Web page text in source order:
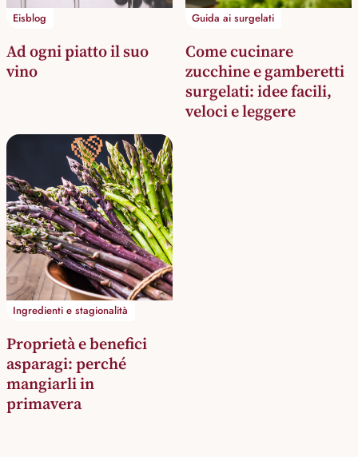
Eisblog
Ad ogni piatto il suo
vino
Guida ai surgelati
Come cucinare
zucchine e gamberetti
surgelati: idee facili,
veloci e leggere
💚
Ingredienti e stagionalità
Proprietà e benefici
asparagi: perché
mangiarli in
primavera